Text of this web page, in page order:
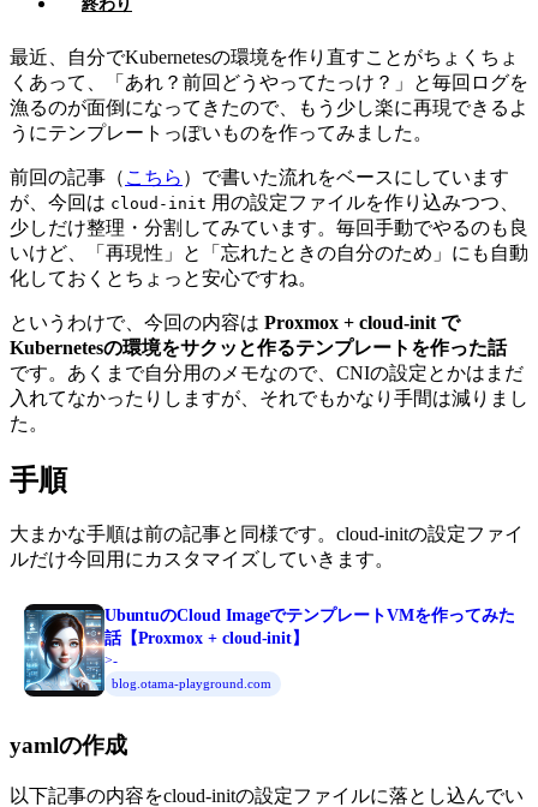
終わり
最近、自分でKubernetesの環境を作り直すことがちょくちょ
くあって、「あれ？前回どうやってたっけ？」と毎回ログを
漁るのが面倒になってきたので、もう少し楽に再現できるよ
うにテンプレートっぽいものを作ってみました。
前回の記事（ こちら ）で書いた流れをベースにしています
が、今回は cloud-init 用の設定ファイルを作り込みつつ、
少しだけ整理・分割してみています。毎回手動でやるのも良
いけど、「再現性」と「忘れたときの自分のため」にも自動
化しておくとちょっと安心ですね。
というわけで、今回の内容は Proxmox + cloud-init で
Kubernetesの環境をサクッと作るテンプレートを作った話
です。あくまで自分用のメモなので、CNIの設定とかはまだ
入れてなかったりしますが、それでもかなり手間は減りまし
た。
手順
大まかな手順は前の記事と同様です。cloud-initの設定ファイ
ルだけ今回用にカスタマイズしていきます。
UbuntuのCloud ImageでテンプレートVMを作ってみた
話【Proxmox + cloud-init】
>-
blog.otama-playground.com
yamlの作成
以下記事の内容をcloud-initの設定ファイルに落とし込んでい